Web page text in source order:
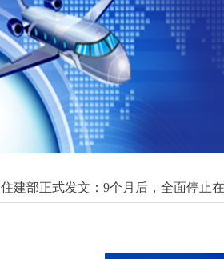
住建部正式发文：9个月后，全面停